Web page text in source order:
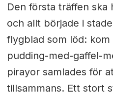
Den första träffen ska
och allt började i
flygblad som löd:
pudding-med-gaffel-
pirayor samlades för
tillsammans. Ett stort